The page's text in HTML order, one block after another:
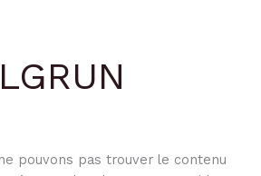
pouvons pas trouver le contenu